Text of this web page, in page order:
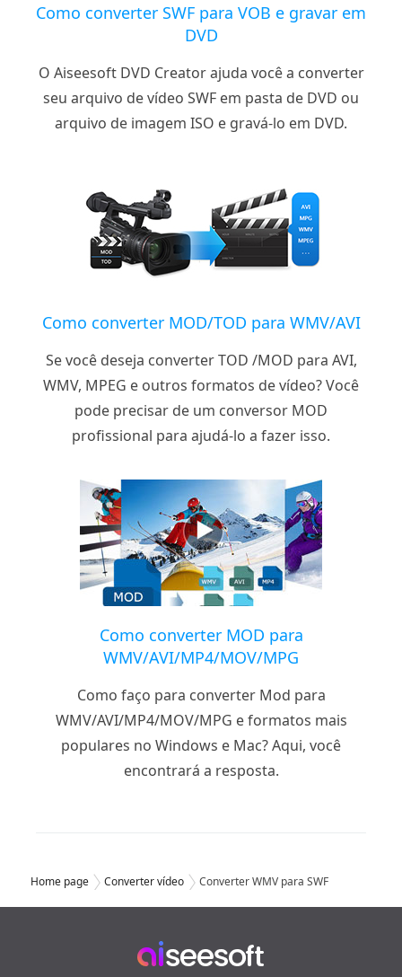
Como converter SWF para VOB e gravar em
DVD
O Aiseesoft DVD Creator ajuda você a converter
seu arquivo de vídeo SWF em pasta de DVD ou
arquivo de imagem ISO e gravá-lo em DVD.
Como converter MOD/TOD para WMV/AVI
Se você deseja converter TOD /MOD para AVI,
WMV, MPEG e outros formatos de vídeo? Você
pode precisar de um conversor MOD
profissional para ajudá-lo a fazer isso.
Como converter MOD para
WMV/AVI/MP4/MOV/MPG
Como faço para converter Mod para
WMV/AVI/MP4/MOV/MPG e formatos mais
populares no Windows e Mac? Aqui, você
encontrará a resposta.
Home page Converter vídeo Converter WMV para SWF